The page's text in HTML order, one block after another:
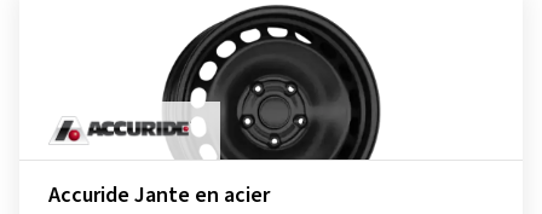
Accuride Jante en acier